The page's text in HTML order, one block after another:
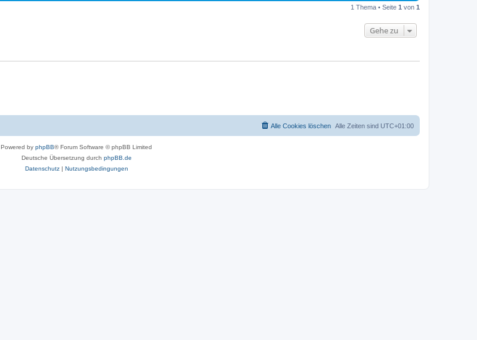
1 Thema • Seite 1 von 1
Gehe zu
Alle Zeiten sind UTC+01:00
Alle Cookies löschen
Powered by phpBB® Forum Software © phpBB Limited
Deutsche Übersetzung durch phpBB.de
Datenschutz| Nutzungsbedingungen